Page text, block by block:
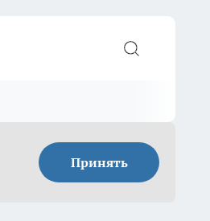
Принять